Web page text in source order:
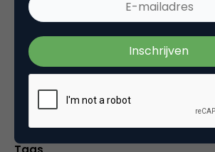
role in the larger ecosystems of B2B.
Marketing Design